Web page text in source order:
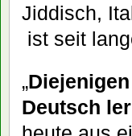
Jiddisch,
ist seit
„
Deutsch